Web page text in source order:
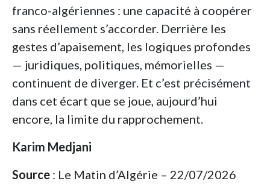
franco-algériennes : une capacité à coopérer
sans réellement s’accorder. Derrière les
gestes d’apaisement, les logiques profondes
— juridiques, politiques, mémorielles —
continuent de diverger. Et c’est précisément
dans cet écart que se joue, aujourd’hui
encore, la limite du rapprochement.
Karim Medjani
Source : Le Matin d’Algérie – 22/07/2026